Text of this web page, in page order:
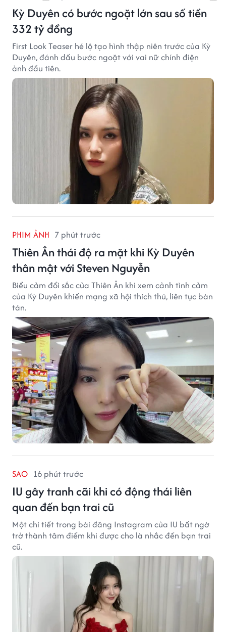
Kỳ Duyên có bước ngoặt lớn sau số tiền
332 tỷ đồng
First Look Teaser hé lộ tạo hình thập niên trước của Kỳ
Duyên, đánh dấu bước ngoặt với vai nữ chính điện
ảnh đầu tiên.
PHIM ẢNH 7 phút trước
Thiên Ân thái độ ra mặt khi Kỳ Duyên
thân mật với Steven Nguyễn
Biểu cảm đổi sắc của Thiên Ân khi xem cảnh tình cảm
của Kỳ Duyên khiến mạng xã hội thích thú, liên tục bàn
tán.
SAO 16 phút trước
IU gây tranh cãi khi có động thái liên
quan đến bạn trai cũ
Một chi tiết trong bài đăng Instagram của IU bất ngờ
trở thành tâm điểm khi được cho là nhắc đến bạn trai
cũ.